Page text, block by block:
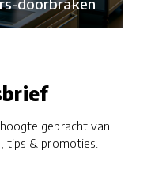
gebracht van
tips & promoties.